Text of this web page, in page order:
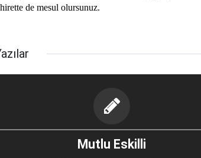
de mesul olursunuz.
Mutlu Eskilli